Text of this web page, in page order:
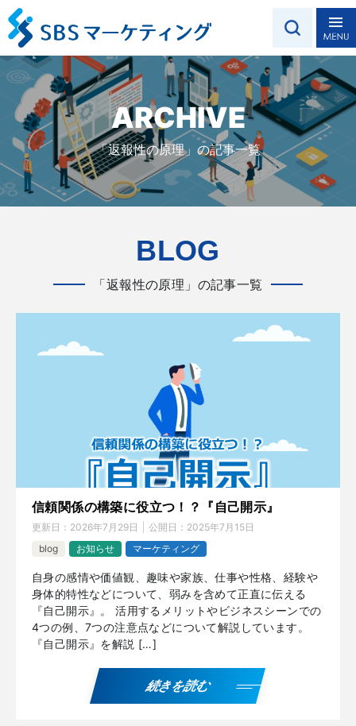
ARCHIVE
「返報性の原理」の記事一覧
BLOG
「返報性の原理」の記事一覧
信頼関係の構築に役立つ！？『自己開示』
更新日： 2026年7月29日 公開日： 2025年7月15日
blog
お知らせ マーケティング
自身の感情や価値観、趣味や家族、仕事や性格、経験や
身体的特性などについて、弱みを含めて正直に伝える
『自己開示』。 活用するメリットやビジネスシーンでの
4つの例、7つの注意点などについて解説しています。
『自己開示』を解説 […]
続きを読む